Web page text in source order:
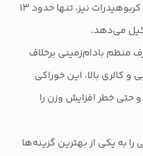
از پروتئین محسوب می‌شود و در مورد کربوهیدرات نیز، تنها حدود ۱۳
منظم بادام‌زمینی برخلاف
کالری بالا، این خوراکی
حتی خطر افزایش وزن را
به یکی از بهترین گزینه‌ها